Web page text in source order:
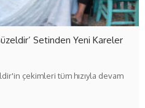
Setinden Yeni Kareler
çekimleri tüm hızıyla devam